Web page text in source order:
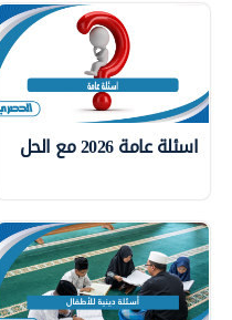
اسئلة عامة 2026 مع الحل